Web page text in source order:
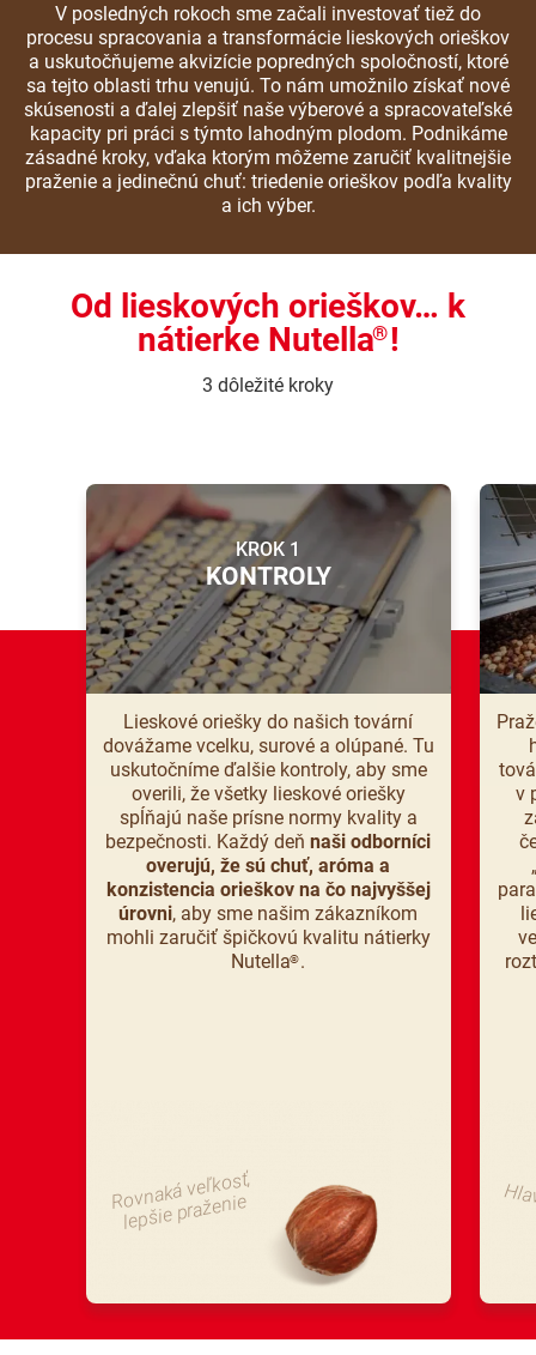
V posledných rokoch sme začali investovať tiež do
procesu spracovania a transformácie lieskových orieškov
a uskutočňujeme akvizície popredných spoločností, ktoré
sa tejto oblasti trhu venujú. To nám umožnilo získať nové
skúsenosti a ďalej zlepšiť naše výberové a spracovateľské
kapacity pri práci s týmto lahodným plodom. Podnikáme
zásadné kroky, vďaka ktorým môžeme zaručiť kvalitnejšie
praženie a jedinečnú chuť: triedenie orieškov podľa kvality
a ich výber.
Od lieskových orieškov… k
nátierke Nutella®!
3 dôležité kroky
KROK 1
KONTROLY
Lieskové oriešky do našich tovární
dovážame vcelku, surové a olúpané. Tu
uskutočníme ďalšie kontroly, aby sme
overili, že všetky lieskové oriešky
spĺňajú naše prísne normy kvality a
bezpečnosti. Každý deň naši odborníci
overujú, že sú chuť, aróma a
konzistencia orieškov na čo najvyššej
úrovni, aby sme našim zákazníkom
mohli zaručiť špičkovú kvalitu nátierky
Nutella®.
Rovnaká veľkosť,
lepšie praženie
v